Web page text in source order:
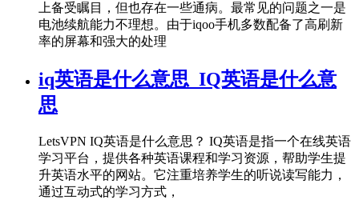
上备受瞩目，但也存在一些通病。最常见的问题之一是
电池续航能力不理想。由于iqoo手机多数配备了高刷新
率的屏幕和强大的处理
iq英语是什么意思_IQ英语是什么意
思
LetsVPN IQ英语是什么意思？ IQ英语是指一个在线英语
学习平台，提供各种英语课程和学习资源，帮助学生提
升英语水平的网站。它注重培养学生的听说读写能力，
通过互动式的学习方式，